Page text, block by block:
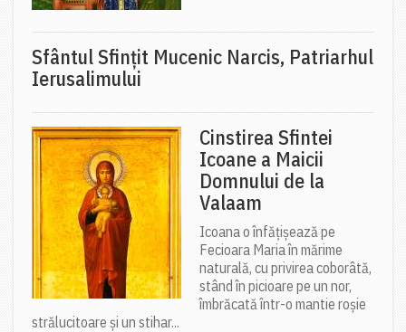
Sfântul Sfinţit Mucenic Narcis, Patriarhul
Ierusalimului
Cinstirea Sfintei
Icoane a Maicii
Domnului de la
Valaam
Icoana o înfățișează pe
Fecioara Maria în mărime
naturală, cu privirea coborâtă,
stând în picioare pe un nor,
îmbrăcată într-o mantie roșie
strălucitoare și un stihar...